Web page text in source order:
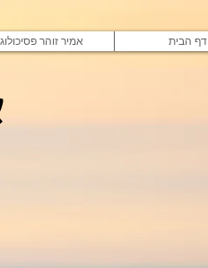
אמיר זוהר פסיכולוג דף הבית